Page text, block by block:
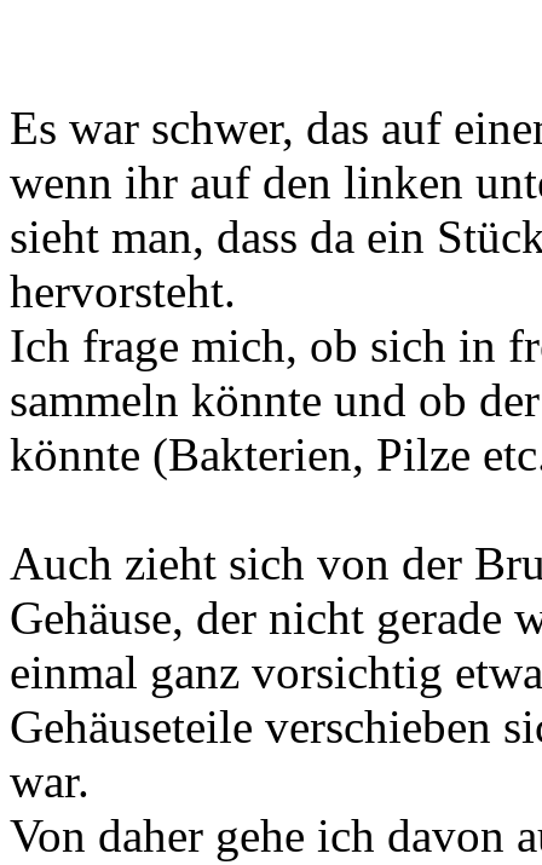
Es war schwer, das auf
wenn ihr auf den linken
sieht man, dass da ein
hervorsteht.
Ich frage mich, ob sich in
sammeln könnte und ob
könnte (Bakterien, Pilze
Auch zieht sich von der
Gehäuse, der nicht gerade
einmal ganz vorsichtig
Gehäuseteile verschieben
war.
Von daher gehe ich davon